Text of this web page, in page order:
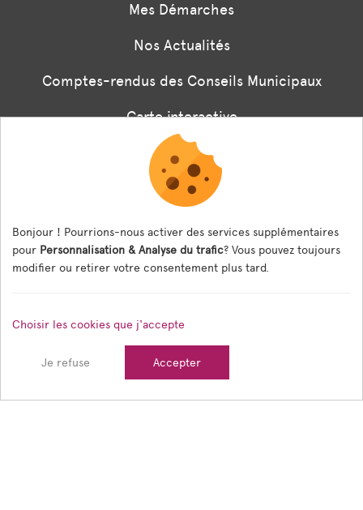
Mes Démarches
Nos Actualités
Comptes-rendus des Conseils Municipaux
Carte interactive
Associations
Formulaire panneaux digitaux
Les menus de la cantine
Documents règlementaires
Bonjour ! Pourrions-nous activer des services supplémentaires
pour Personnalisation & Analyse du trafic? Vous pouvez toujours
modifier ou retirer votre consentement plus tard.
Choisir les cookies que j'accepte
Je refuse Accepter